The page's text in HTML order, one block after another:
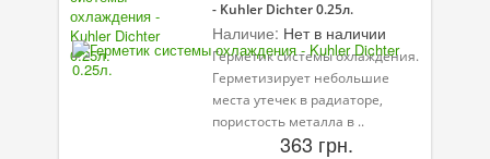
- Kuhler Dichter 0.25л.
Наличие: Нет в наличии
Герметик системы охлаждения.
Герметизирует небольшие
места утечек в радиаторе,
пористость металла в ..
363 грн.